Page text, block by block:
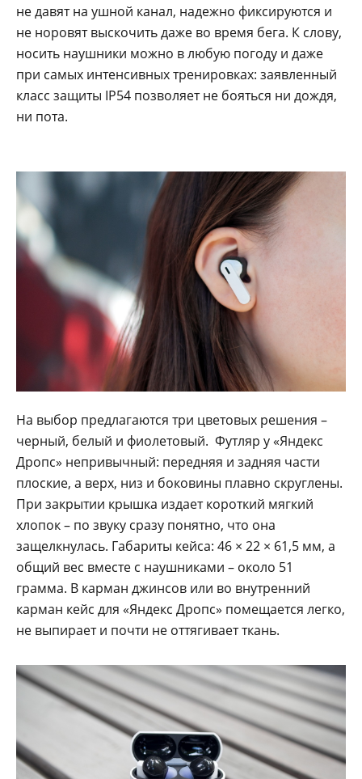
не давят на ушной канал, надежно фиксируются и
не норовят выскочить даже во время бега. К слову,
носить наушники можно в любую погоду и даже
при самых интенсивных тренировках: заявленный
класс защиты IP54 позволяет не бояться ни дождя,
ни пота.
На выбор предлагаются три цветовых решения –
черный, белый и фиолетовый. Футляр у «Яндекс
Дропс» непривычный: передняя и задняя части
плоские, а верх, низ и боковины плавно скруглены.
При закрытии крышка издает короткий мягкий
хлопок – по звуку сразу понятно, что она
защелкнулась. Габариты кейса: 46 × 22 × 61,5 мм, а
общий вес вместе с наушниками – около 51
грамма. В карман джинсов или во внутренний
карман кейс для «Яндекс Дропс» помещается легко,
не выпирает и почти не оттягивает ткань.